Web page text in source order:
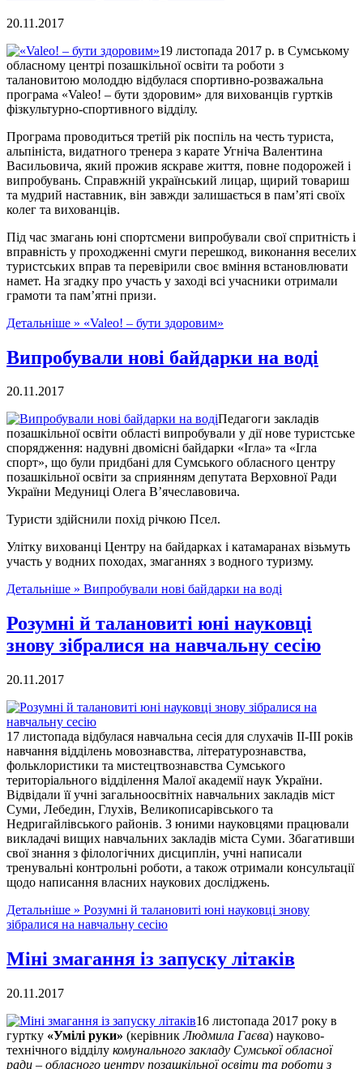
20.11.2017
19 листопада 2017 р. в Сумському
обласному центрі позашкільної освіти та роботи з
талановитою молоддю відбулася спортивно-розважальна
програма «Valeo! – бути здоровим» для вихованців гуртків
фізкультурно-спортивного відділу.
Програма проводиться третій рік поспіль на честь туриста,
альпініста, видатного тренера з карате Угніча Валентина
Васильовича, який прожив яскраве життя, повне подорожей і
випробувань. Справжній український лицар, щирий товариш
та мудрий наставник, він завжди залишається в пам’яті своїх
колег та вихованців.
Під час змагань юні спортсмени випробували свої спритність і
вправність у проходженні смуги перешкод, виконання веселих
туристських вправ та перевірили своє вміння встановлювати
намет. На згадку про участь у заході всі учасники отримали
грамоти та пам’ятні призи.
Детальніше » «Valeo! – бути здоровим»
Випробували нові байдарки на воді
20.11.2017
Педагоги закладів
позашкільної освіти області випробували у дії нове туристське
спорядження: надувні двомісні байдарки «Ігла» та «Ігла
спорт», що були придбані для Сумського обласного центру
позашкільної освіти за сприянням депутата Верховної Ради
України Медуниці Олега В’ячеславовича.
Туристи здійснили похід річкою Псел.
Улітку вихованці Центру на байдарках і катамаранах візьмуть
участь у водних походах, змаганнях з водного туризму.
Детальніше » Випробували нові байдарки на воді
Розумні й талановиті юні науковці
знову зібралися на навчальну сесію
20.11.2017
17 листопада відбулася навчальна сесія для слухачів ІІ-ІІІ років
навчання відділень мовознавства, літературознавства,
фольклористики та мистецтвознавства Сумського
територіального відділення Малої академії наук України.
Відвідали її учні загальноосвітніх навчальних закладів міст
Суми, Лебедин, Глухів, Великописарівського та
Недригайлівського районів. З юними науковцями працювали
викладачі вищих навчальних закладів міста Суми. Збагативши
свої знання з філологічних дисциплін, учні написали
тренувальні контрольні роботи, а також отримали консультації
щодо написання власних наукових досліджень.
Детальніше » Розумні й талановиті юні науковці знову
зібралися на навчальну сесію
Міні змагання із запуску літаків
20.11.2017
16 листопада 2017 року в
гуртку «Умілі руки» (керівникЛюдмила Гаєва) науково-
технічного відділу комунального закладу Сумської обласної
ради – обласного центру позашкільної освіти та роботи з